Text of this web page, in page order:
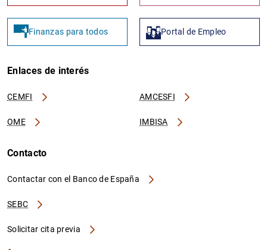
Finanzas para todos Portal de Empleo
Enlaces de interés
CEMFI AMCESFI
OME IMBISA
Contacto
Contactar con el Banco de España
SEBC
Solicitar cita previa